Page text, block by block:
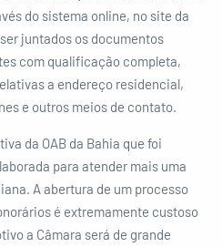
do sistema online, no site da
juntados os documentos
com qualificação completa,
a endereço residencial,
e outros meios de contato.
da OAB da Bahia que foi
para atender mais uma
A abertura de um processo
é extremamente custoso
a Câmara será de grande